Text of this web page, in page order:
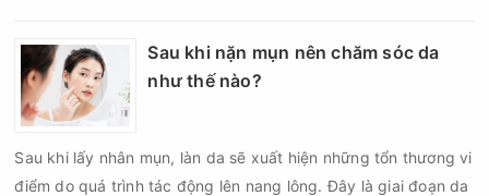
nên nghiêm trọng hơn, làm tăng nguy cơ nhiễm trùng, để lại
thâm hoặc sẹo khó phục hồi.
Sau khi nặn mụn nên chăm sóc da
như thế nào?
Sau khi lấy nhân mụn, làn da sẽ xuất hiện những tổn thương vi
điểm do quá trình tác động lên nang lông. Đây là giai đoạn da